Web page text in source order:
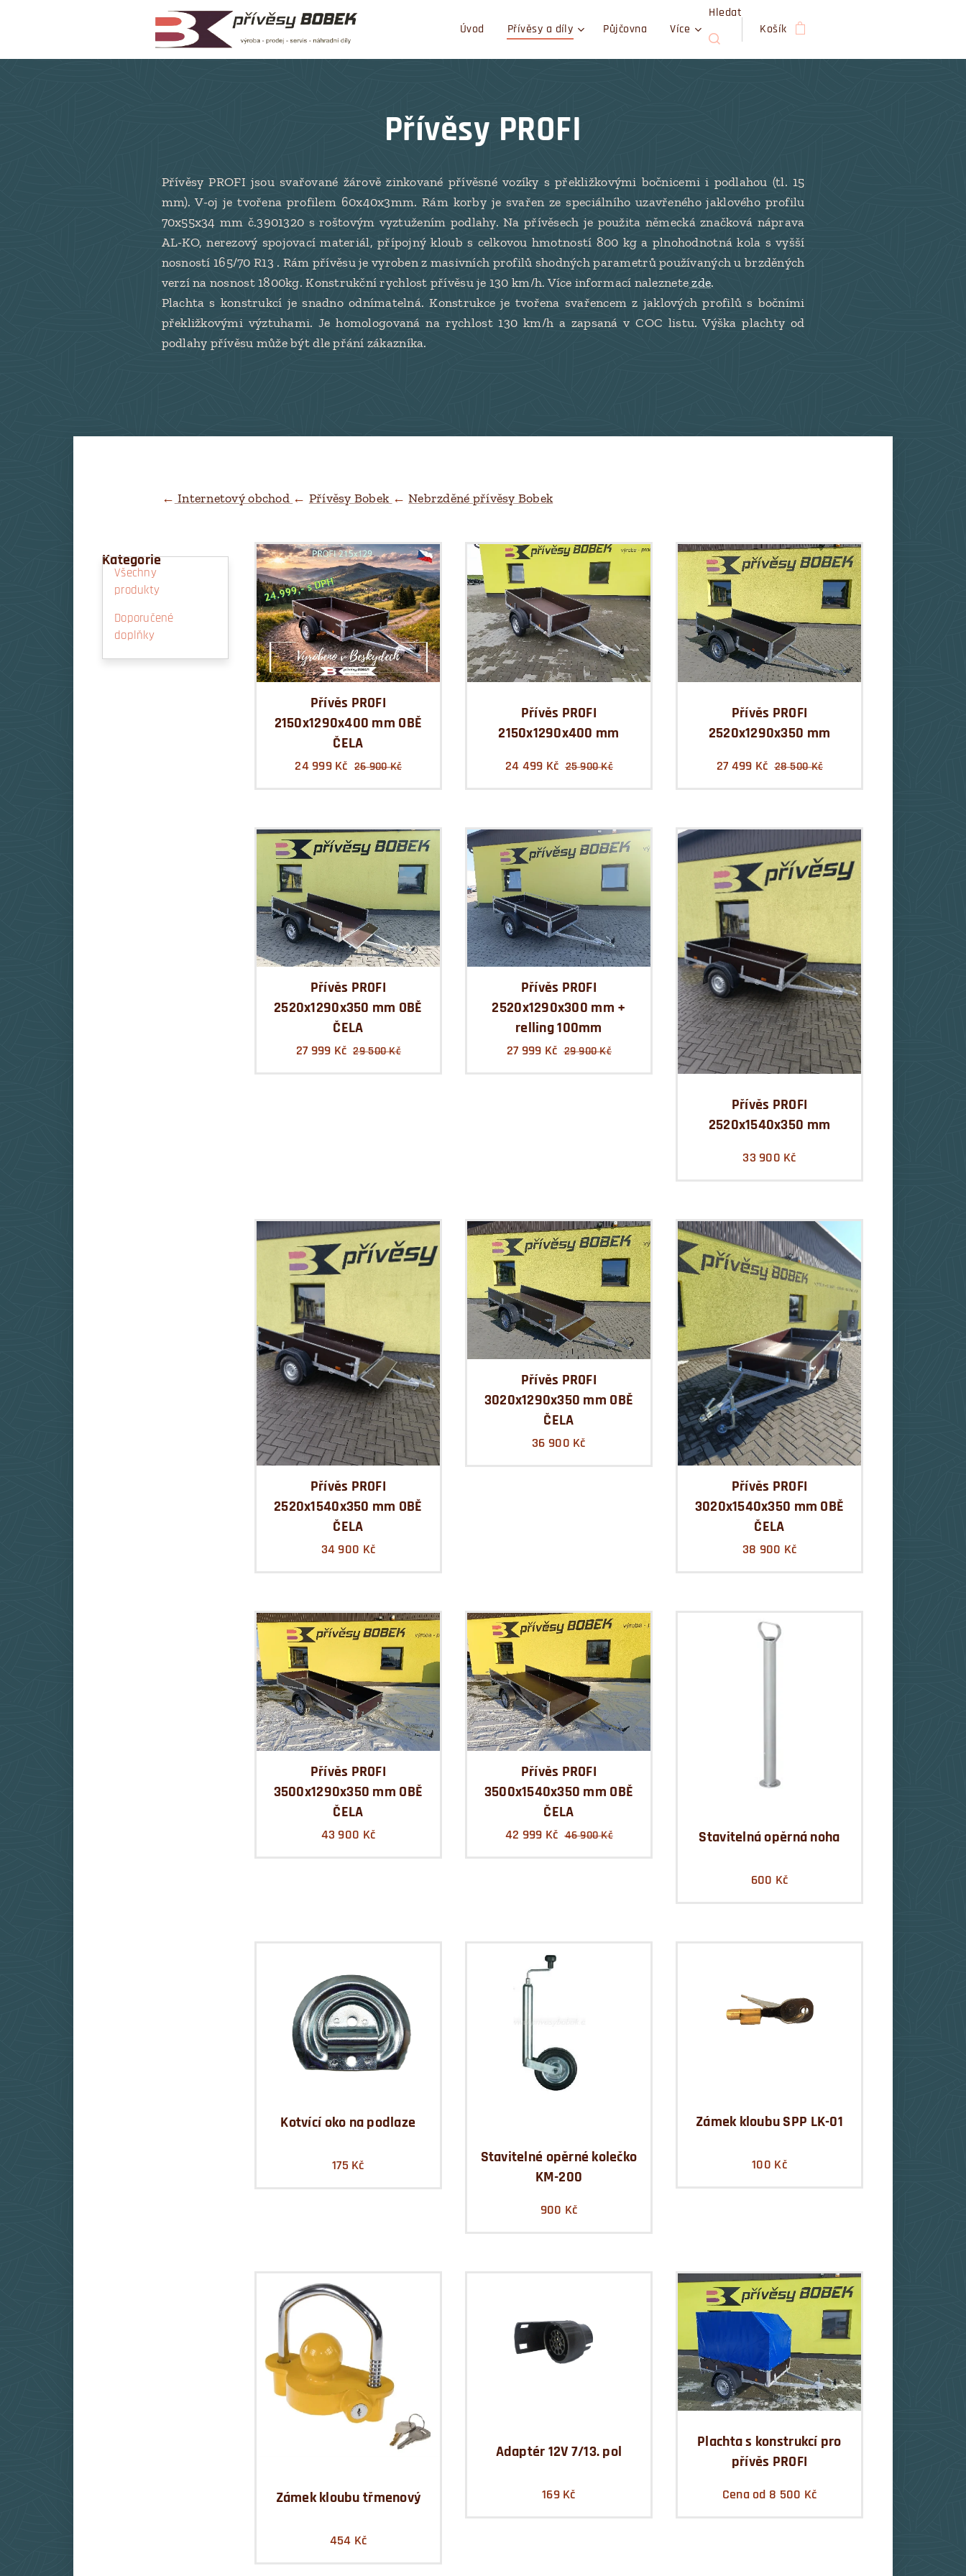
Úvod Přívěsy a díly Půjčovna Více
Hledat
Košík
Přívěsy PROFI
Přívěsy PROFI jsou svařované žárově zinkované přívěsné vozíky s překližkovými bočnicemi i podlahou (tl. 15
mm). V-oj je tvořena profilem 60x40x3mm. Rám korby je svařen ze speciálního uzavřeného jaklového profilu
70x55x34 mm č.3901320 s roštovým vyztužením podlahy. Na přívěsech je použita německá značková náprava
AL-KO, nerezový spojovací materiál, přípojný kloub s celkovou hmotností 800 kg a plnohodnotná kola s vyšší
nosností 165/70 R13 . Rám přívěsu je vyroben z masivních profilů shodných parametrů používaných u brzděných
verzí na nosnost 1800kg. Konstrukční rychlost přívěsu je 130 km/h. Více informací naleznetezde.
Plachta s konstrukcí je snadno odnímatelná. Konstrukce je tvořena svařencem z jaklových profilů s bočními
překližkovými výztuhami. Je homologovaná na rychlost 130 km/h a zapsaná v COC listu. Výška plachty od
podlahy přívěsu může být dle přání zákazníka.
← Internetový obchod ← Přívěsy Bobek ←Nebrzděné přívěsy Bobek
Kategorie
Všechny
produkty
Doporučené
doplňky
Přívěs PROFI
2150x1290x400 mm OBĚ
ČELA
24 999Kč 26 900Kč
Přívěs PROFI
2150x1290x400 mm
24 499 Kč 25 900Kč
Přívěs PROFI
2520x1290x350 mm
27 499 Kč 28 500Kč
Přívěs PROFI
2520x1290x350 mm OBĚ
ČELA
27 999 Kč 29 500Kč
Přívěs PROFI
2520x1290x300 mm +
relling 100mm
27 999 Kč 29 900Kč
Přívěs PROFI
2520x1540x350 mm
33 900 Kč
Přívěs PROFI
2520x1540x350 mm OBĚ
ČELA
34 900 Kč
Přívěs PROFI
3020x1290x350 mm OBĚ
ČELA
36 900 Kč
Přívěs PROFI
3020x1540x350 mm OBĚ
ČELA
38 900 Kč
Přívěs PROFI
3500x1290x350 mm OBĚ
ČELA
43 900 Kč
Přívěs PROFI
3500x1540x350 mm OBĚ
ČELA
42 999 Kč 46 900Kč Stavitelná opěrná noha
600 Kč
Kotvící oko na podlaze
175 Kč
Stavitelné opěrné kolečko
KM-200
900 Kč
Zámek kloubu SPP LK-01
100 Kč
Zámek kloubu třmenový
454 Kč
Adaptér 12V 7/13. pol
169Kč
Plachta s konstrukcí pro
přívěs PROFI
Cena od 8 500 Kč